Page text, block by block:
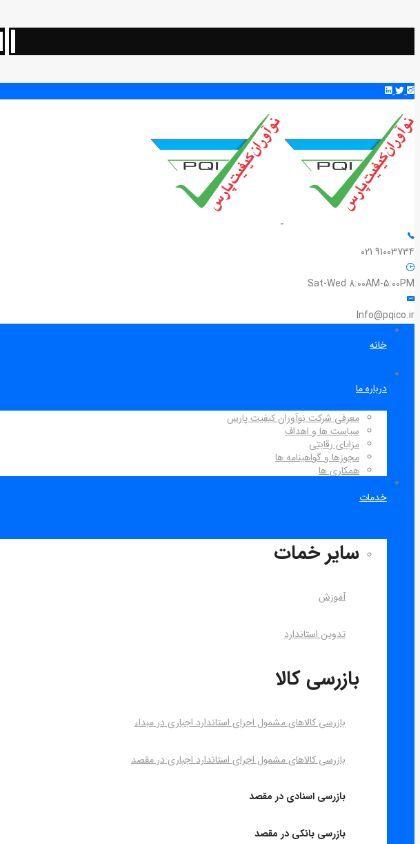
91003734 021
Sat-Wed 8:00AM-5:00PM
Info@pqico.ir
خانه
درباره ما
معرفی شرکت نوآوران کیفیت پارس
سیاست ها و اهداف
مزایای رقابتی
مجوزها و گواهینامه ها
همکاری ها
خدمات
سایر خمات
آموزش
تدوین استاندارد
بازرسی کالا
بازرسی کالاهای مشمول اجرای استاندارد اجباری در مبداء
بازرسی کالاهای مشمول اجرای استاندارد اجباری در مقصد
بازرسی اسنادی در مقصد
بازرسی بانکی در مقصد